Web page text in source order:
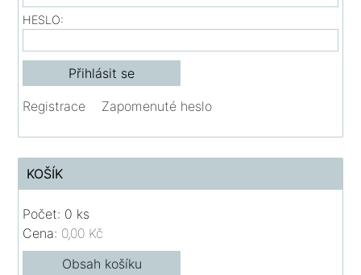
HESLO:
Registrace Zapomenuté heslo
KOŠÍK
Počet: 0 ks
Cena: 0,00 Kč
Obsah košíku